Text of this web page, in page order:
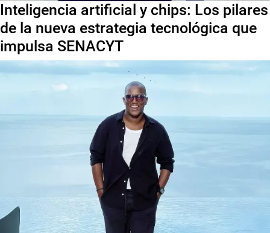
Inteligencia artificial y chips: Los pilares
de la nueva estrategia tecnológica que
impulsa SENACYT